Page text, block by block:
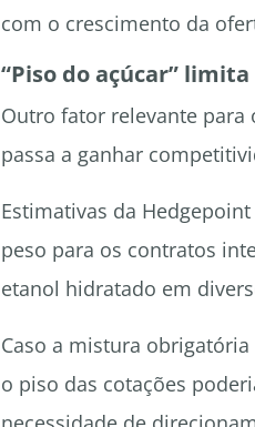
com o crescimento da
“Piso do açúcar” limita
Outro fator relevante para
passa a ganhar
Estimativas da
peso para os contratos
etanol hidratado em
Caso a mistura
o piso das cotações